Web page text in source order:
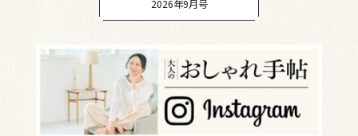
2026年9月号